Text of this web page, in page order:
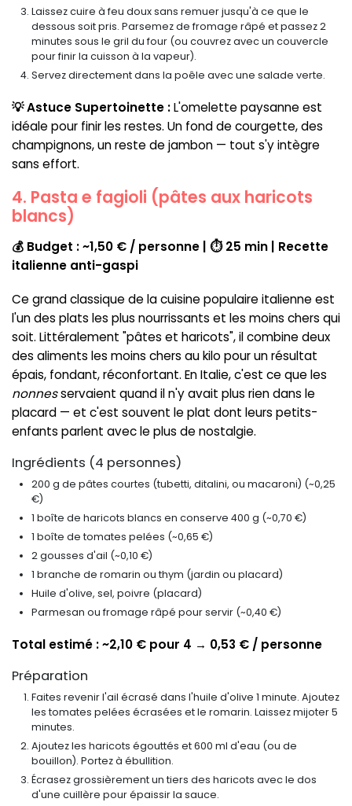
Laissez cuire à feu doux sans remuer jusqu'à ce que le
dessous soit pris. Parsemez de fromage râpé et passez 2
minutes sous le gril du four (ou couvrez avec un couvercle
pour finir la cuisson à la vapeur).
Servez directement dans la poêle avec une salade verte.
💡 Astuce Supertoinette :L'omelette paysanne est
idéale pour finir les restes. Un fond de courgette, des
champignons, un reste de jambon — tout s'y intègre
sans effort.
4. Pasta e fagioli (pâtes aux haricots
blancs)
💰 Budget : ~1,50 € / personne | ⏱ 25 min | Recette
italienne anti-gaspi
Ce grand classique de la cuisine populaire italienne est
l'un des plats les plus nourrissants et les moins chers qui
soit. Littéralement "pâtes et haricots", il combine deux
des aliments les moins chers au kilo pour un résultat
épais, fondant, réconfortant. En Italie, c'est ce que les
nonnesservaient quand il n'y avait plus rien dans le
placard — et c'est souvent le plat dont leurs petits-
enfants parlent avec le plus de nostalgie.
Ingrédients (4 personnes)
200 g de pâtes courtes (tubetti, ditalini, ou macaroni) (~0,25
€)
1 boîte de haricots blancs en conserve 400 g (~0,70 €)
1 boîte de tomates pelées (~0,65 €)
2 gousses d'ail (~0,10 €)
1 branche de romarin ou thym (jardin ou placard)
Huile d'olive, sel, poivre (placard)
Parmesan ou fromage râpé pour servir (~0,40 €)
Total estimé : ~2,10 € pour 4 → 0,53 € / personne
Préparation
Faites revenir l'ail écrasé dans l'huile d'olive 1 minute. Ajoutez
les tomates pelées écrasées et le romarin. Laissez mijoter 5
minutes.
Ajoutez les haricots égouttés et 600 ml d'eau (ou de
bouillon). Portez à ébullition.
Écrasez grossièrement un tiers des haricots avec le dos
d'une cuillère pour épaissir la sauce.